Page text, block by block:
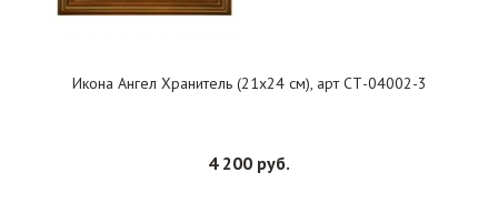
Икона Ангел Хранитель (21х24 см), арт СТ-04002-3
4 200 руб.